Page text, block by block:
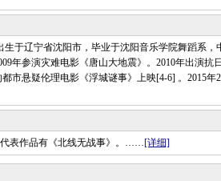
于辽宁省沈阳市，毕业于沈阳音乐学院舞蹈系，
年参演灾难电影《唐山大地震》。2010年出演
都市悬疑伦理电影《浮城谜事》上映[4-6] 。2015
表作品有《北线无战事》。……[详细]